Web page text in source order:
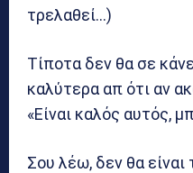
τρελαθεί…)
Τίποτα δεν θα σε
καλύτερα απ ότι αν
«Είναι καλός αυτός,
Σου λέω, δεν θα